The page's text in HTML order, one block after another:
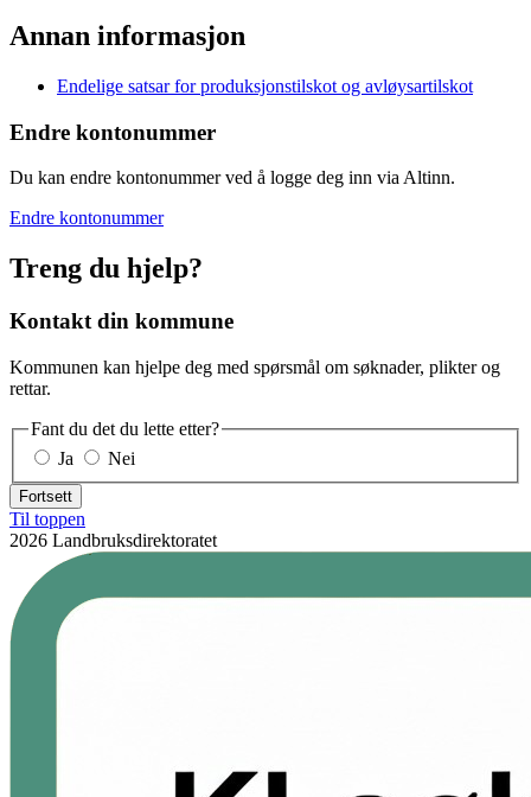
Annan informasjon
Endelige satsar for produksjonstilskot og avløysartilskot
Endre kontonummer
Du kan endre kontonummer ved å logge deg inn via Altinn.
Endre kontonummer
Treng du hjelp?
Kontakt din kommune
Kommunen kan hjelpe deg med spørsmål om søknader, plikter og
rettar.
Fant du det du lette etter?
Ja
Nei
Fortsett
Til toppen
2026 Landbruksdirektoratet